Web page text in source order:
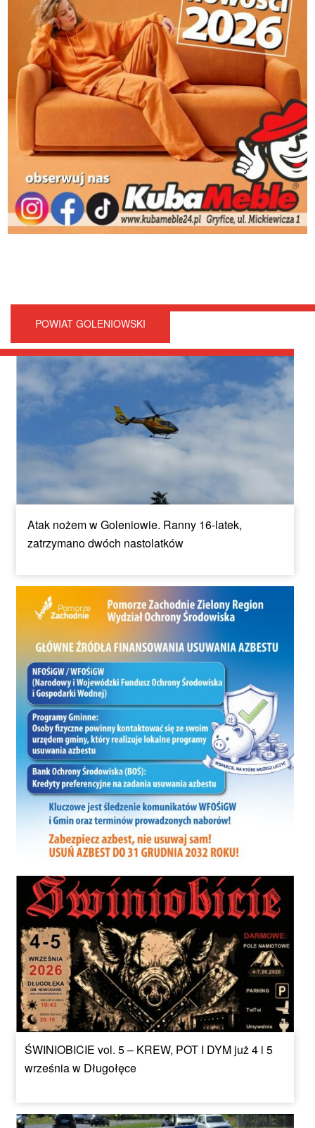
POWIAT GOLENIOWSKI
Atak nożem w Goleniowie. Ranny 16-latek,
zatrzymano dwóch nastolatków
ŚWINIOBICIE vol. 5 – KREW, POT I DYM już 4 i 5
września w Długołęce